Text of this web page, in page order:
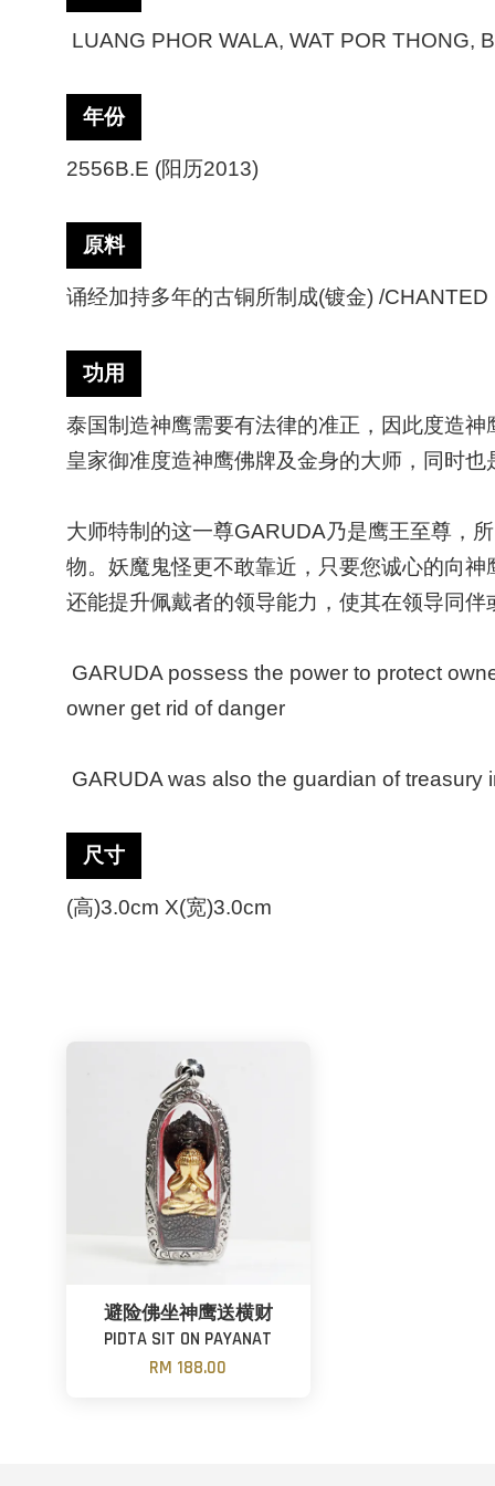
LUANG PHOR WALA, WAT POR THONG,
年份
2556B.E (阳历2013)
原料
诵经加持多年的古铜所制成(镀金) /
功用
泰国制造神鹰需要有法律的准正，因此度造
皇家御准度造神鹰佛牌及金身的大师，同时
大师特制的这一尊GARUDA乃是鹰王至尊，
物。妖魔鬼怪更不敢靠近，只要您诚心的向
还能提升佩戴者的领导能力，使其在领导同
GARUDA possess the power to protect
owner get rid of danger
GARUDA was also the guardian of
尺寸
(高)3.0cm X(宽)3.0cm
避险佛坐神鹰送横财
PIDTA SIT ON PAYANAT
RM 188.00